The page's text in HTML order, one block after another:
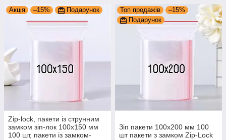
Акція –15% Подарунок
Zip-lock, пакети із струнним
замком зіп-лок 100x150 мм
100 шт, пакети із замком-
Топ продажів
–15%
Подарунок
Зіп пакети 100x200 мм 100
шт пакети з замком Zip-Lock